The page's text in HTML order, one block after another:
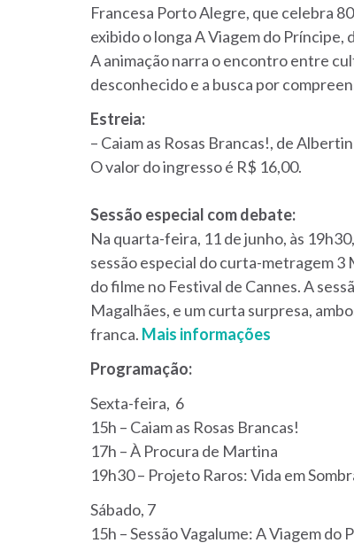
Francesa Porto Alegre, que celebra
exibido o longa A Viagem do
A animação narra o encontro entre
desconhecido e a busca por
Estreia:
– Caiam as Rosas Brancas!, de
O valor do ingresso é R$ 16,00.
Sessão especial com debate:
Na quarta-feira, 11 de junho, às
sessão especial do curta-metragem 3
do filme no Festival de Cannes. A
Magalhães, e um curta surpresa,
franca. Mais informações
Programação:
Sexta-feira, 6
15h – Caiam as Rosas Brancas!
17h – À Procura de Martina
19h30 – Projeto Raros: Vida em
Sábado, 7
15h – Sessão Vagalume: A Viagem do